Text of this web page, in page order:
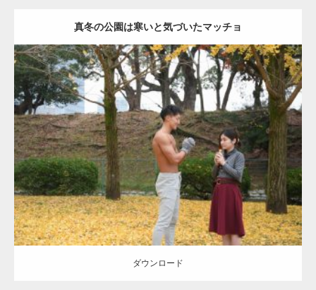
真冬の公園は寒いと気づいたマッチョ
Update: 2021.07.8
Category:公園のマッチョ その他 AKIHITO(細マッチョ) 上腕三頭筋
肩
ダウンロード
ダウンロード